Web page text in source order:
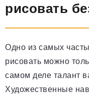
рисовать
Одно из самых
рисовать можно
самом деле талант
Художественные